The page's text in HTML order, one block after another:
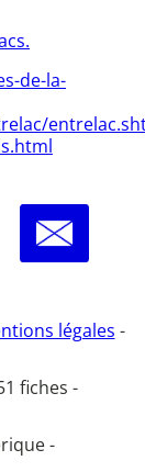
de-la-
légales -
fiches -
-